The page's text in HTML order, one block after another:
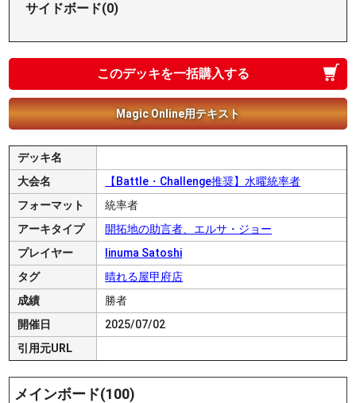
サイドボード(0)
このデッキを一括購入する
Magic Online用テキスト
デッキ名
大会名
【Battle・Challenge推奨】水曜統率者
フォーマット
統率者
アーキタイプ
開拓地の助言者、エルサ・ジョー
プレイヤー
Iinuma Satoshi
タグ
晴れる屋甲府店
成績
勝者
開催日
2025/07/02
引用元URL
メインボード(100)